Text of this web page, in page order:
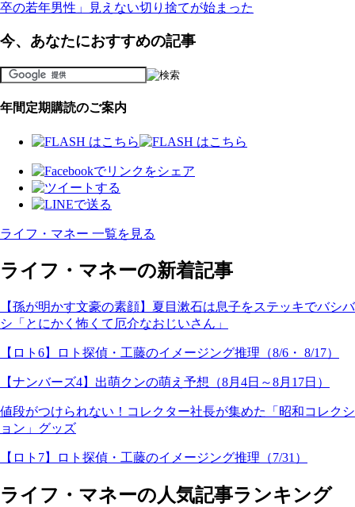
卒の若年男性」見えない切り捨てが始まった
今、あなたにおすすめの記事
年間定期購読のご案内
ライフ・マネー 一覧を見る
ライフ・マネーの新着記事
【孫が明かす文豪の素顔】夏目漱石は息子をステッキでバシバ
シ「とにかく怖くて厄介なおじいさん」
【ロト6】ロト探偵・工藤のイメージング推理（8/6・ 8/17）
【ナンバーズ4】出萌クンの萌え予想（8月4日～8月17日）
値段がつけられない！コレクター社長が集めた「昭和コレクシ
ョン」グッズ
【ロト7】ロト探偵・工藤のイメージング推理（7/31）
ライフ・マネーの人気記事ランキング